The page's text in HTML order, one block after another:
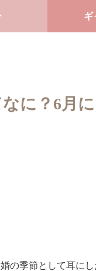
ギ
に？6月
の季節として耳に